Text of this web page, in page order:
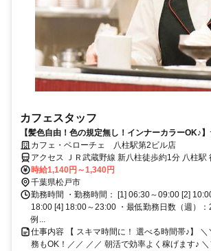
カフェスタッフ
【髪色自由！色の規定無し！インナーカラーOK♪
べる時間帯/未経験歓迎/社割有★
カフェ・ベローチェ 八柱駅第2ビル店
アクセス ＪＲ武蔵野線 新八柱徒歩約1分 八柱駅
徒歩1分
時給1,140円～1,340円
千葉県松戸市
勤務時間 ・勤務時間： [1] 06:30～09:00 [2]
18:00 [4] 18:00～23:00 ・最低勤務日数（週）
例...
仕事内容 【 スキマ時間に！ 選べる時間帯♪】
務もOK！／／ ／／ 朝活で効率よく稼げます♪